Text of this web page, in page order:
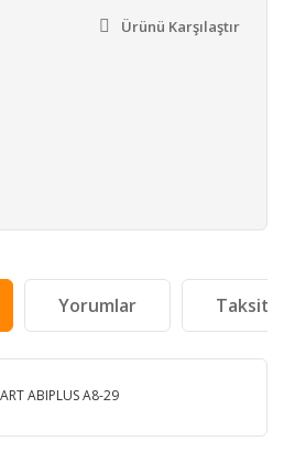
Ürünü Karşılaştır
Yorumlar Taksit
ABIPLUS A8-29